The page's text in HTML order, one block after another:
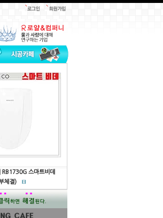
RB1730G 스마트비데
체결)
원